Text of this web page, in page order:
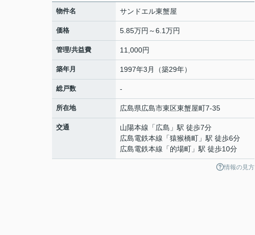
物件名 サンドエル東蟹屋
価格 5.85万円～6.1万円
管理/共益費 11,000円
築年月 1997年3月（築29年）
総戸数 -
所在地 広島県広島市東区東蟹屋町7-35
交通 山陽本線 「広島 」駅 徒歩7分
広島電鉄本線 「猿猴橋町 」駅 徒歩6分
広島電鉄本線 「的場町 」駅 徒歩10分
情報の見方